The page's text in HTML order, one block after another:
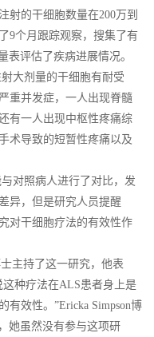
射的干细胞数量在200万到
9个月跟踪观察，搜集了有
表评估了疾病进展情况。
大剂量的干细胞有耐受
重并发症，一人出现脊髓
有一人出现中枢性疼痛综
术导致的短暂性疼痛以及
照病人进行了对比，发
异，但是研究人员提醒
对干细胞疗法的有效性作
主持了这一研究，他表
种疗法在ALS患者身上是
有效性。”Ericka Simpson博
她虽然没有参与这项研